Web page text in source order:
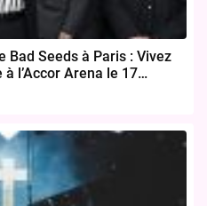
Bad Seeds à Paris : Vivez
l’Accor Arena le 17